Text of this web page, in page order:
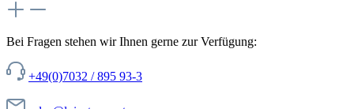
Bei Fragen stehen wir Ihnen gerne zur Verfügung:
+49(0)7032 / 895 93-3